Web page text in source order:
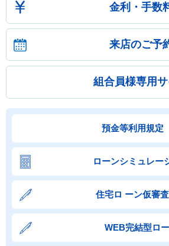
金利・手数
来店のご予
組合員様専用サ
預金等利用規定
ローンシミュレー
住宅ロ ーン仮審
WEB完結型ロ